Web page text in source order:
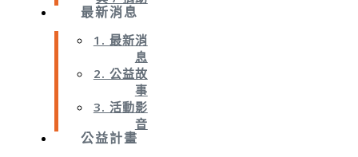
最新消息
1. 最新消
息
2. 公益故
事
3. 活動影
音
公益計畫